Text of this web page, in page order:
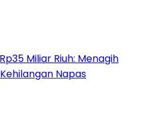
Miliar Riuh: Menagih
Napas